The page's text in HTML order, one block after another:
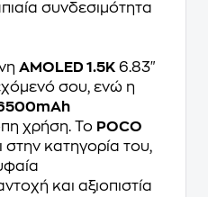
συνδεσιμότητα
AMOLED 1.5K 6.83"
σου, ενώ η
χρήση. Το POCO
στην κατηγορία του,
και αξιοπιστία